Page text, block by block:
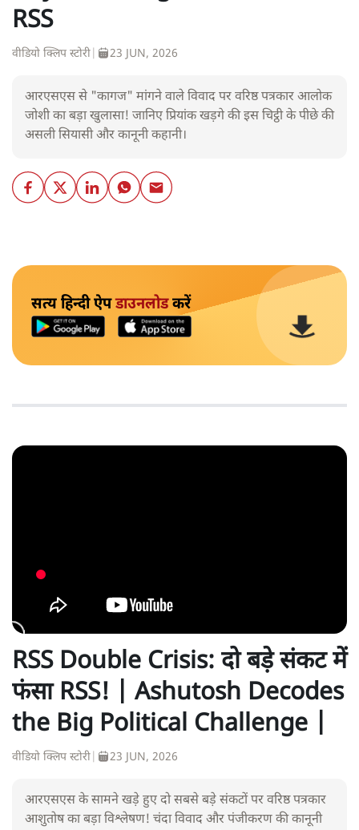
RSS
वीडियो क्लिप स्टोरी 23 JUN, 2026
आरएसएस से "कागज" मांगने वाले विवाद पर वरिष्ठ पत्रकार आलोक
जोशी का बड़ा खुलासा! जानिए प्रियांक खड़गे की इस चिट्ठी के पीछे की
असली सियासी और कानूनी कहानी।
सत्य हिन्दी ऐपडाउनलोडकरें
RSS Double Crisis: दो बड़े संकट में
फंसा RSS! | Ashutosh Decodes
the Big Political Challenge |
वीडियो क्लिप स्टोरी 23 JUN, 2026
आरएसएस के सामने खड़े हुए दो सबसे बड़े संकटों पर वरिष्ठ पत्रकार
आशुतोष का बड़ा विश्लेषण! चंदा विवाद और पंजीकरण की कानूनी